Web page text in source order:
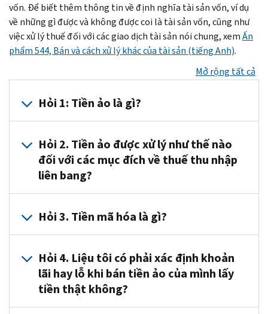
vốn. Để biết thêm thông tin về định nghĩa tài sản vốn, ví dụ
về những gì được và không được coi là tài sản vốn, cũng như
việc xử lý thuế đối với các giao dịch tài sản nói chung, xemẤn
phẩm 544, Bán và cách xử lý khác của tài sản (tiếng Anh).
Mở rộng tất cả
Hỏi 1: Tiền ảo là gì?
1.
Tiền
ảo
là
đại
diện
thuật
số
của
giá
Hỏi 2. Tiền ảo được xử lý như thế nào
đối với các mục đích về thuế thu nhập
liên bang?
2.
Tiền
được
coi
là
tài
Hỏi 3. Tiền mã hóa là gì?
3.
Tiền
mã
hóa là
Hỏi 4. Liệu tôi có phải xác định khoản
lãi hay lỗ khi bán tiền ảo của mình lấy
tiền thật không?